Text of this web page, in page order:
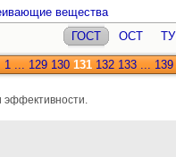
вещества
ГОСТ
ОСТ ТУ
1 ... 129 130 131 132 133 ... 139